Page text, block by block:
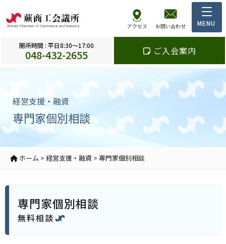
アクセス お問い合わせ
開所時間 : 平日8:30～17:00
048-432-2655 ご入会案内
経営支援・融資
専門家個別相談
ホーム > 経営支援・融資 > 専門家個別相談
専門家個別相談
無料相談